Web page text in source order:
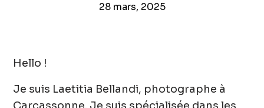
28 mars, 2025
Hello !
Je suis Laetitia Bellandi, photographe à